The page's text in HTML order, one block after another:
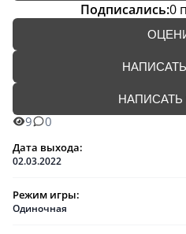
Подписались:0
9 0
Дата выхода:
02.03.2022
Режим игры:
Одиночная